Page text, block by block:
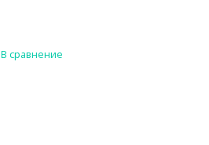
В сравнение